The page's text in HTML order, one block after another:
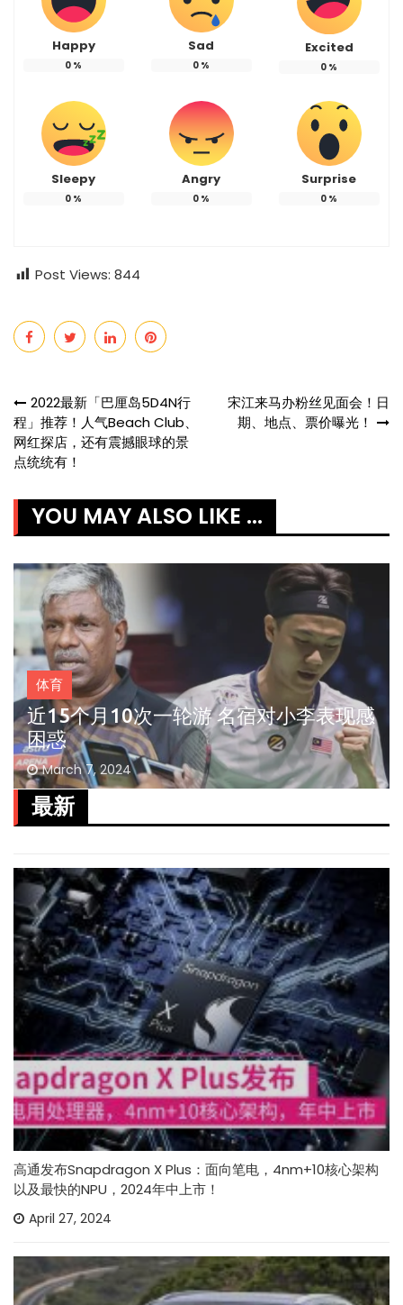
Happy
0 %
Sad
0 %
Excited
0 %
Sleepy
0 %
Angry
0 %
Surprise
0 %
Post Views: 844
Post
navigation
2022最新「巴厘岛5D4N行
程」推荐！人气Beach Club、
网红探店，还有震撼眼球的景
点统统有！
宋江来马办粉丝见面会！日
期、地点、票价曝光！
YOU MAY ALSO LIKE ...
体育
近15个月10次一轮游 名宿对小李表现感
困惑
March 7, 2024
最新
高通发布Snapdragon X Plus：面向笔电，4nm+10核心架构
以及最快的NPU，2024年中上市！
April 27, 2024